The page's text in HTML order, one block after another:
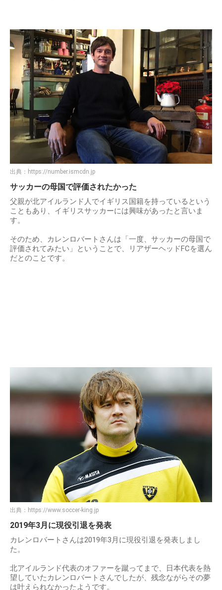
出典： https://number.ismcdn.jp
サッカーの母国で評価されたかった
父親が北アイルランド人でイギリス国籍を持っているという
こともあり、イギリスサッカーには興味があったと言いま
す。
そのため、カレンロバートさんは「一度、サッカーの母国で
評価されてみたい」ということで、リアザーヘッドFCを選ん
だとのことです。
出典： https://www.soccer-king.jp
2019年3月に現役引退を発表
カレンロバートさんは2019年3月に現役引退を発表しまし
た。
北アイルランド代表のオファーを蹴ってまで、日本代表を熱
望していたカレンロバートさんでしたが、残念ながらその夢
は叶えられなかったようです。